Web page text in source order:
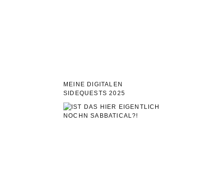
MEINE DIGITALEN
SIDEQUESTS 2025